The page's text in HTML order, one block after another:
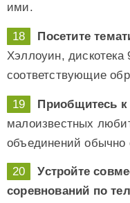
ими.
Посетите
Хэллоуин, дискотека
соответствующие
Приобщитесь к
малоизвестных
объединений обычно
Устройте
соревнований по